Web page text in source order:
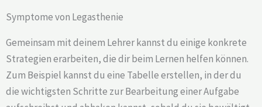
Symptome von Legasthenie
Gemeinsam mit deinem Lehrer kannst du einige konkrete
Strategien erarbeiten, die dir beim Lernen helfen können.
Zum Beispiel kannst du eine Tabelle erstellen, in der du
die wichtigsten Schritte zur Bearbeitung einer Aufgabe